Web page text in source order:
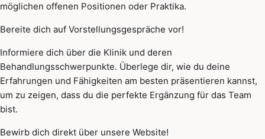
möglichen offenen Positionen oder Praktika.
Bereite dich auf Vorstellungsgespräche vor!
Informiere dich über die Klinik und deren
Behandlungsschwerpunkte. Überlege dir, wie du deine
Erfahrungen und Fähigkeiten am besten präsentieren kannst,
um zu zeigen, dass du die perfekte Ergänzung für das Team
bist.
Bewirb dich direkt über unsere Website!